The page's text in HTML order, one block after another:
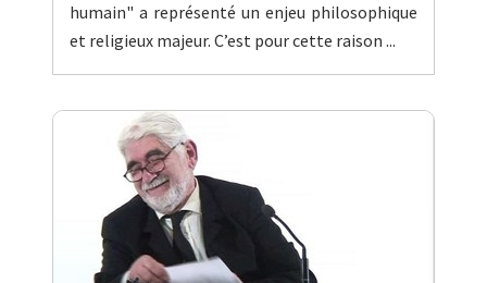
humain" a représenté un enjeu philosophique
et religieux majeur. C’est pour cette raison ...